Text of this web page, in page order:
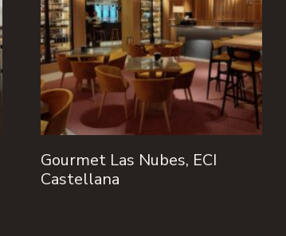
Gourmet Las Nubes, ECI
Castellana